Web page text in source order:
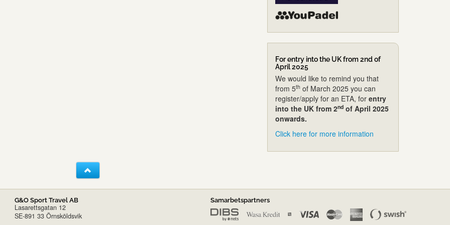
For entry into the UK from 2nd of
April 2025
We would like to remind you that
from 5th of March 2025 you can
register/apply for an ETA, for entry
into the UK from 2ndof April 2025
onwards.
Click here for more information
G&O Sport Travel AB
Lasarettsgatan 12
SE-891 33 Örnsköldsvik
Samarbetspartners